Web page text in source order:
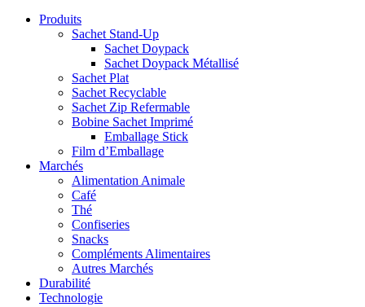
Produits
Sachet Stand-Up
Sachet Doypack
Sachet Doypack Métallisé
Sachet Plat
Sachet Recyclable
Sachet Zip Refermable
Bobine Sachet Imprimé
Emballage Stick
Film d’Emballage
Marchés
Alimentation Animale
Café
Thé
Confiseries
Snacks
Compléments Alimentaires
Autres Marchés
Durabilité
Technologie